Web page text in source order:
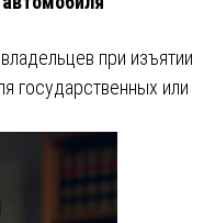
при изъятии
государственных или